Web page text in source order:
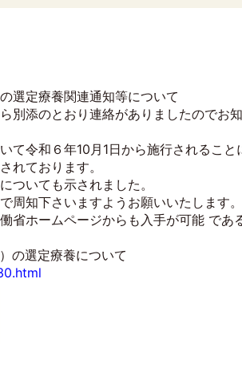
選定療養関連通知等について
別添のとおり連絡がありましたのでお
て令和６年10月1日から施行されること
れております。
ついても示されました。
知下さいますようお願いいたします。
省ホームページからも入手が可能 であ
の選定療養について